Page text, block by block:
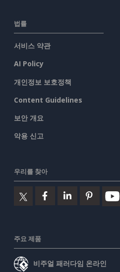
법률
서비스 약관
AI Policy
개인정보 보호정책
Content Guidelines
보안 개요
악용 신고
우리를 찾아
주요 제품
비주얼 패러다임 온라인